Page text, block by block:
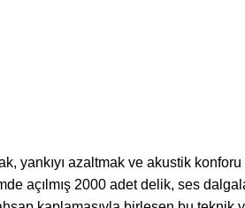
yankıyı azaltmak ve akustik konforu
açılmış 2000 adet delik, ses